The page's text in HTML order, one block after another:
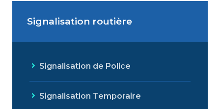
Signalisation routière
Signalisation de Police
Signalisation Temporaire